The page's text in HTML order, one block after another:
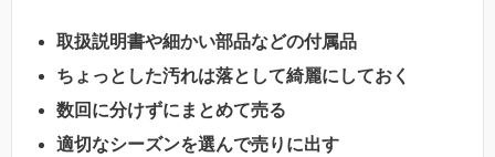
取扱説明書や細かい部品などの付属品
ちょっとした汚れは落として綺麗にしておく
数回に分けずにまとめて売る
適切なシーズンを選んで売りに出す